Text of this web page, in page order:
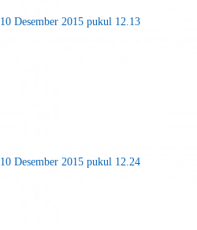
10 Desember 2015 pukul 12.13
10 Desember 2015 pukul 12.24